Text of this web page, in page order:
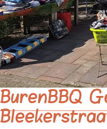
BurenBBQ